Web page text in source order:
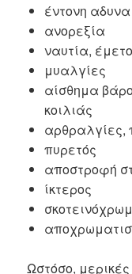
έντονη
ανορεξία
ναυτία,
μυαλγίες
αίσθημα
κοιλιάς
αρθραλγίες,
πυρετός
αποστροφή
ίκτερος
Ωστόσο,